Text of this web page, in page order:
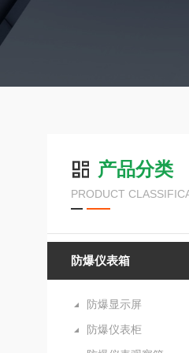
产品分类
PRODUCT
防爆仪表箱
防爆显示屏
防爆仪表柜